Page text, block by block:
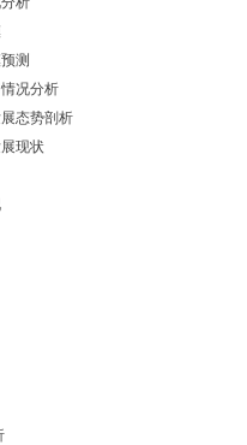
测
况分析
态势剖析
现状